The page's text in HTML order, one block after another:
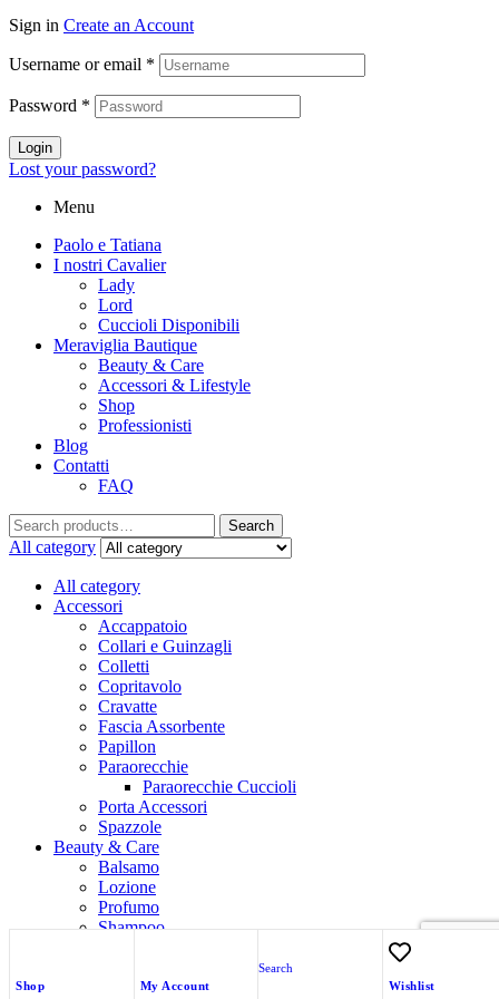
Shop My Account
Search
Wishlist
Sign in Create an Account
Username or email *
Password *
Login
Lost your password?
Menu
Paolo e Tatiana
I nostri Cavalier
Lady
Lord
Cuccioli Disponibili
Meraviglia Bautique
Beauty & Care
Accessori & Lifestyle
Shop
Professionisti
Blog
Contatti
FAQ
Search
All category
All category
Accessori
Accappatoio
Collari e Guinzagli
Colletti
Copritavolo
Cravatte
Fascia Assorbente
Papillon
Paraorecchie
Paraorecchie Cuccioli
Porta Accessori
Spazzole
Beauty & Care
Balsamo
Lozione
Profumo
Shampoo
Carrello